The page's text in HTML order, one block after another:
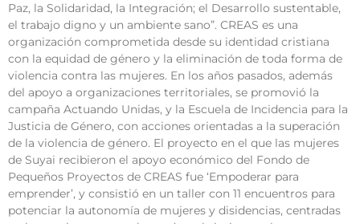
Paz, la Solidaridad, la Integración; el Desarrollo sustentable,
el trabajo digno y un ambiente sano”. CREAS es una
organización comprometida desde su identidad cristiana
con la equidad de género y la eliminación de toda forma de
violencia contra las mujeres. En los años pasados, además
del apoyo a organizaciones territoriales, se promovió la
campaña Actuando Unidas, y la Escuela de Incidencia para la
Justicia de Género, con acciones orientadas a la superación
de la violencia de género. El proyecto en el que las mujeres
de Suyai recibieron el apoyo económico del Fondo de
Pequeños Proyectos de CREAS fue ‘Empoderar para
emprender’, y consistió en un taller con 11 encuentros para
potenciar la autonomía de mujeres y disidencias, centradas